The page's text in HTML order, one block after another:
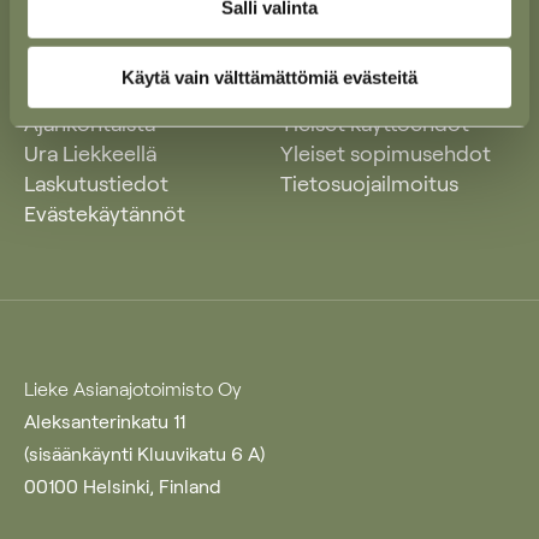
Salli valinta
Käytä vain välttämättömiä evästeitä
Ajankohtaista
Ura Liekkeellä
Laskutustiedot
Evästekäytännöt
Yleiset käyttöehdot
Yleiset sopimusehdot
Tietosuojailmoitus
Lieke Asianajotoimisto Oy
Aleksanterinkatu 11
(sisäänkäynti Kluuvikatu 6 A)
00100 Helsinki, Finland